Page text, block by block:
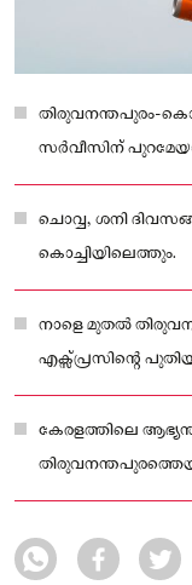
തിരുവനന്തപുരം-
സർവീസിന്
തുടങ്ങുന്നത്
ചൊവ്വ, ശനി
കൊച്ചിയിലെത്തും.
നാളെ മുതൽ
എക്സ്പ്രസിന്റെ
കേരളത്തിലെ
സർവീസ് വരുന്നു